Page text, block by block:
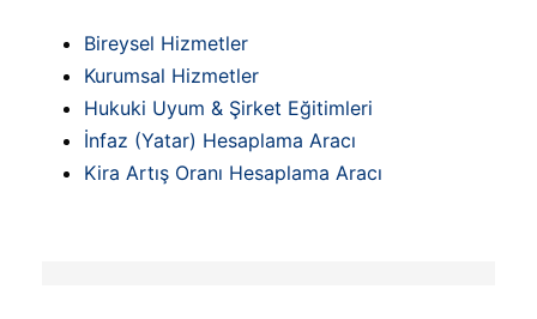
Bireysel Hizmetler
Kurumsal Hizmetler
Hukuki Uyum & Şirket Eğitimleri
İnfaz (Yatar) Hesaplama Aracı
Kira Artış Oranı Hesaplama Aracı